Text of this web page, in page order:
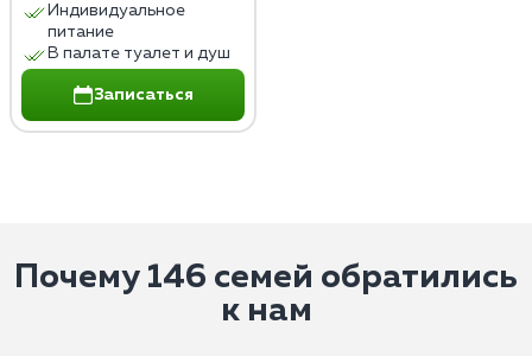
Индивидуальное
питание
В палате туалет и душ
Записаться
Почему 146 семей обратились
к нам